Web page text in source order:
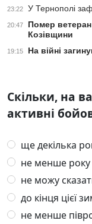
23:22 У Тернополі
20:47
Помер ветеран
Козівщини
19:15 На війні
Скільки, на
активні
ще декілька
не менше року
не можу
до кінця цієї
не менше